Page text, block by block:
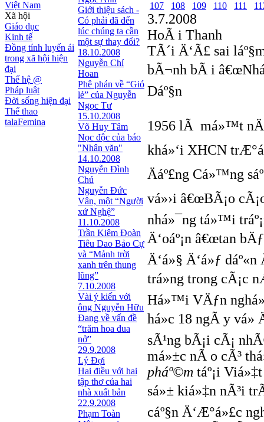
Việt Nam
Xã hội
Giáo dục
Kinh tế
Đồng tính luyến ái
trong xã hội hiện
đại
Thế hệ @
Pháp luật
Đời sống hiện đại
Thể thao
talaFemina
Giới thiệu sách -
Có phải đã đến
lúc chúng ta cần
một sự thay đổi?
18.10.2008
Nguyễn Chí
Hoan
Phê phán về “Gió
lẻ” của Nguyễn
Ngọc Tư
15.10.2008
Võ Huy Tâm
Nọc độc của báo
"Nhân văn"
14.10.2008
Nguyễn Đình
Chú
Nguyễn Đức
Vân, một “Người
xứ Nghệ”
11.10.2008
Trần Kiêm Đoàn
Tiêu Dao Bảo Cự
và “Mảnh trời
xanh trên thung
lũng”
7.10.2008
Vài ý kiến với
ông Nguyễn Hữu
Đang về vấn đề
“trăm hoa đua
nở”
29.9.2008
Lý Đợi
Hai điều với hai
tập thơ của hai
nhà xuất bản
22.9.2008
Phạm Toàn
107
108 109 110 111
3.7.2008
HoÃ i Thanh
TÃ´i Ä‘Ã£ sai
bÃ¬nh bÃ i
Dáº§n
1956 lÃ má»™t
khá»‘i XHCN
Äáº£ng Cá»™ng
vá»›i â€œBÃ¡o
nhá»¯ng tá»™i
Ä‘oáº¡n â€œtan
Ä‘á»§ Ä‘á»ƒ
trá»ng trong cÃ¡c
Há»™i VÄƒn
há»c 18 ngÃ y
sÃ¹ng bÃ¡i cÃ¡
má»±c nÃ o cÃ³
pháº©m táº¡i
sá»± kiá»‡n nÃ³i
cáº§n Ä‘Æ°á»£c